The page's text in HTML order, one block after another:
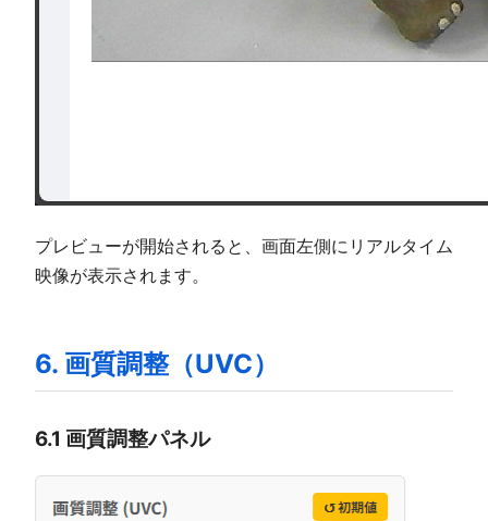
プレビューが開始されると、画面左側にリアルタイム
映像が表示されます。
6. 画質調整（UVC）
6.1 画質調整パネル